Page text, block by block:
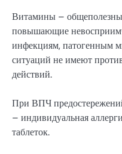
Витамины –
повышающие
инфекциям, патогенным
ситуаций не имеют
действий.
При ВПЧ
– индивидуальная
таблеток.